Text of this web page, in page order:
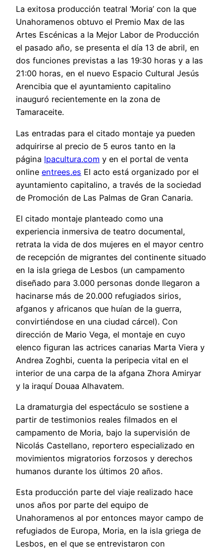
La exitosa producción teatral ‘Moria’ con la que
Unahoramenos obtuvo el Premio Max de las
Artes Escénicas a la Mejor Labor de Producción
el pasado año, se presenta el día 13 de abril, en
dos funciones previstas a las 19:30 horas y a las
21:00 horas, en el nuevo Espacio Cultural Jesús
Arencibia que el ayuntamiento capitalino
inauguró recientemente en la zona de
Tamaraceite.
Las entradas para el citado montaje ya pueden
adquirirse al precio de 5 euros tanto en la
página lpacultura.com y en el portal de venta
online entrees.es El acto está organizado por el
ayuntamiento capitalino, a través de la sociedad
de Promoción de Las Palmas de Gran Canaria.
El citado montaje planteado como una
experiencia inmersiva de teatro documental,
retrata la vida de dos mujeres en el mayor centro
de recepción de migrantes del continente situado
en la isla griega de Lesbos (un campamento
diseñado para 3.000 personas donde llegaron a
hacinarse más de 20.000 refugiados sirios,
afganos y africanos que huían de la guerra,
convirtiéndose en una ciudad cárcel). Con
dirección de Mario Vega, el montaje en cuyo
elenco figuran las actrices canarias Marta Viera y
Andrea Zoghbi, cuenta la peripecia vital en el
interior de una carpa de la afgana Zhora Amiryar
y la iraquí Douaa Alhavatem.
La dramaturgia del espectáculo se sostiene a
partir de testimonios reales filmados en el
campamento de Moria, bajo la supervisión de
Nicolás Castellano, reportero especializado en
movimientos migratorios forzosos y derechos
humanos durante los últimos 20 años.
Esta producción parte del viaje realizado hace
unos años por parte del equipo de
Unahoramenos al por entonces mayor campo de
refugiados de Europa, Moria, en la isla griega de
Lesbos, en el que se entrevistaron con